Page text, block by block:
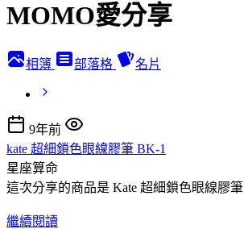
MOMO愛分享
相簿 部落格 名片
9年前
kate 超細鎖色眼線膠筆 BK-1
星座算命
這次分享的商品是 Kate 超細鎖色眼線膠筆
繼續閱讀